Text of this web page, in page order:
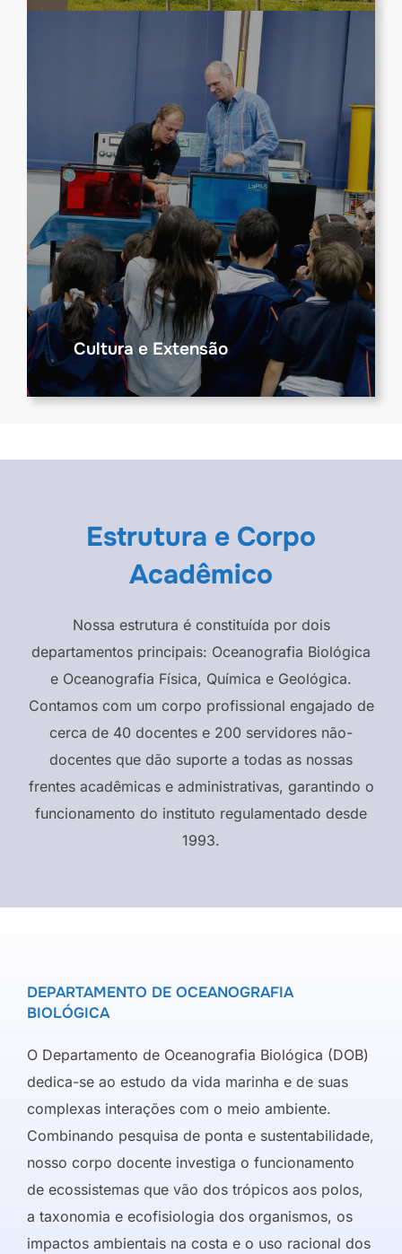
Cultura e Extensão
Estrutura e Corpo
Acadêmico
Nossa estrutura é constituída por dois
departamentos principais: Oceanografia Biológica
e Oceanografia Física, Química e Geológica.
Contamos com um corpo profissional engajado de
cerca de 40 docentes e 200 servidores não-
docentes que dão suporte a todas as nossas
frentes acadêmicas e administrativas, garantindo o
funcionamento do instituto regulamentado desde
1993.
DEPARTAMENTO DE OCEANOGRAFIA
BIOLÓGICA
O Departamento de Oceanografia Biológica (DOB)
dedica-se ao estudo da vida marinha e de suas
complexas interações com o meio ambiente.
Combinando pesquisa de ponta e sustentabilidade,
nosso corpo docente investiga o funcionamento
de ecossistemas que vão dos trópicos aos polos,
a taxonomia e ecofisiologia dos organismos, os
impactos ambientais na costa e o uso racional dos